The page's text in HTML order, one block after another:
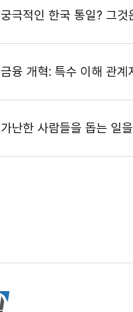
궁극적인 한국 통일? 그것
금융 개혁: 특수 이해 관
가난한 사람들을 돕는 일